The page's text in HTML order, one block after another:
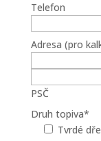
Telefon
Adresa (pro
PSČ
Druh topiva*
Tvrdé